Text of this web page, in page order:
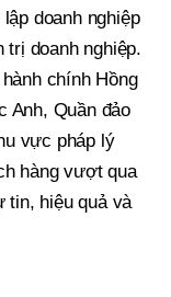
doanh nghiệp
doanh nghiệp.
chính Hồng
Anh, Quần đảo
vực pháp lý
hàng vượt qua
hiệu quả và